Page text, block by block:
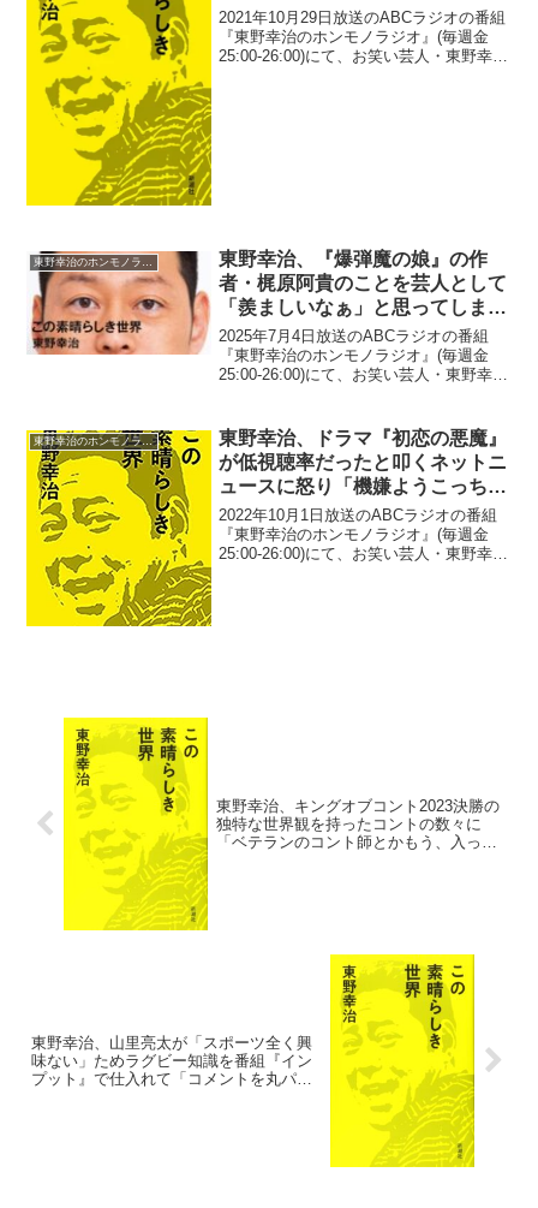
売れて余裕ができていい人にな
る」
2021年10月29日放送のABCラジオの番組
『東野幸治のホンモノラジオ』(毎週金
25:00-26:00)にて、お笑い芸人・東野幸治
東野幸治、『爆弾魔の娘』の作
者・梶原阿貴のことを芸人として
「羨ましいなぁ」と思ってしまっ
た理由
2025年7月4日放送のABCラジオの番組
『東野幸治のホンモノラジオ』(毎週金
25:00-26:00)にて、お笑い芸人・東野幸治
ってしまった理由について語っていた。
リス...
東野幸治のホンモノラジオ
東野幸治、ドラマ『初恋の悪魔』
が低視聴率だったと叩くネットニ
ュースに怒り「機嫌ようこっちは
見てんのに」
2022年10月1日放送のABCラジオの番組
『東野幸治のホンモノラジオ』(毎週金
25:00-26:00)にて、お笑い芸人・東野幸治
東野幸治、キングオブコント2023決勝の
独特な世界観を持ったコントの数々に
「ベテランのコント師とかもう、入って
東野幸治、山里亮太が「スポーツ全く興
味ない」ためラグビー知識を番組『イン
プット』で仕入れて「コメントを丸パク